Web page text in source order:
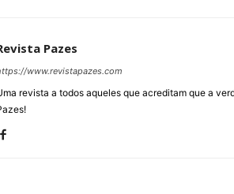
Pazes
www.revistapazes.com
revista a todos aqueles que acreditam que a